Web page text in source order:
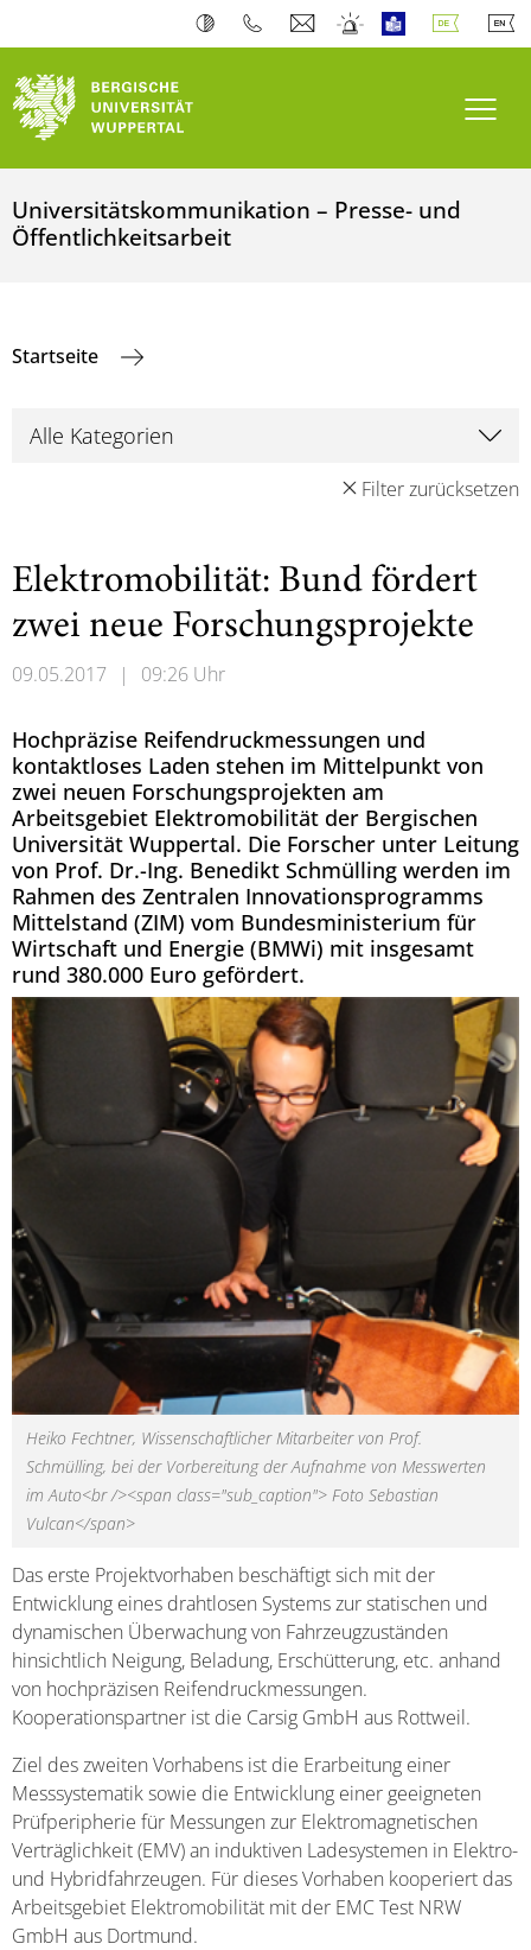
Universitätskommunikation – Presse- und
Öffentlichkeitsarbeit
Startseite
Filter zurücksetzen
Elektromobilität: Bund fördert
zwei neue Forschungsprojekte
09.05.2017 | 09:26 Uhr
Hochpräzise Reifendruckmessungen und
kontaktloses Laden stehen im Mittelpunkt von
zwei neuen Forschungsprojekten am
Arbeitsgebiet Elektromobilität der Bergischen
Universität Wuppertal. Die Forscher unter Leitung
von Prof. Dr.-Ing. Benedikt Schmülling werden im
Rahmen des Zentralen Innovationsprogramms
Mittelstand (ZIM) vom Bundesministerium für
Wirtschaft und Energie (BMWi) mit insgesamt
rund 380.000 Euro gefördert.
Heiko Fechtner, Wissenschaftlicher Mitarbeiter von Prof.
Schmülling, bei der Vorbereitung der Aufnahme von Messwerten
im Auto<br /><span class="sub_caption"> Foto Sebastian
Vulcan</span>
Das erste Projektvorhaben beschäftigt sich mit der
Entwicklung eines drahtlosen Systems zur statischen und
dynamischen Überwachung von Fahrzeugzuständen
hinsichtlich Neigung, Beladung, Erschütterung, etc. anhand
von hochpräzisen Reifendruckmessungen.
Kooperationspartner ist die Carsig GmbH aus Rottweil.
Ziel des zweiten Vorhabens ist die Erarbeitung einer
Messsystematik sowie die Entwicklung einer geeigneten
Prüfperipherie für Messungen zur Elektromagnetischen
Verträglichkeit (EMV) an induktiven Ladesystemen in Elektro-
und Hybridfahrzeugen. Für dieses Vorhaben kooperiert das
Arbeitsgebiet Elektromobilität mit der EMC Test NRW
GmbH aus Dortmund.